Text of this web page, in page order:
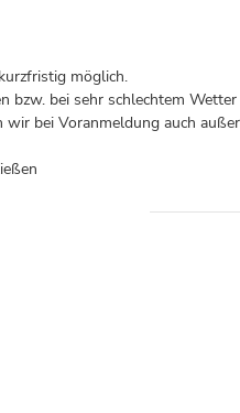
möglich.
bei sehr schlechtem Wetter
bei Voranmeldung auch